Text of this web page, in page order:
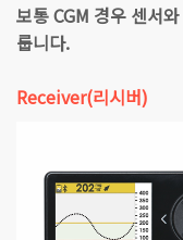
보통 CGM 경우 센서
룹니다.
Receiver(리시버)